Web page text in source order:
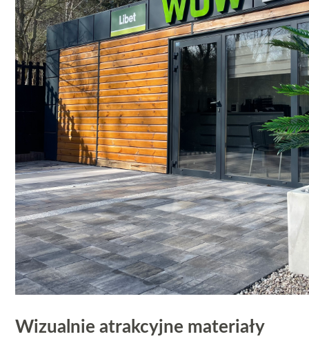
Wizualnie atrakcyjne materiały